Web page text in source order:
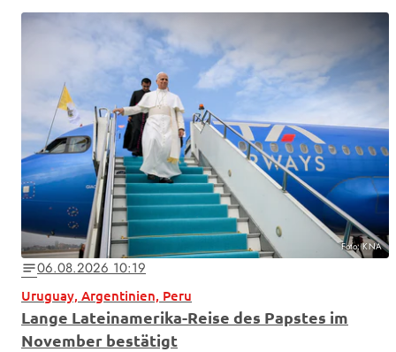
Foto: KNA
notes06.08.2026 10:19
Uruguay, Argentinien, Peru
Lange Lateinamerika-Reise des Papstes im
November bestätigt